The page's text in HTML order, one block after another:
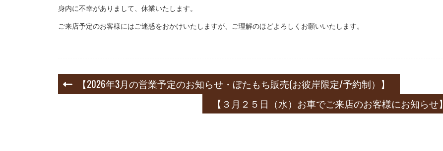
身内に不幸がありまして、休業いたします。
ご来店予定のお客様にはご迷惑をおかけいたしますが、ご理解のほどよろしくお願いいたします。
投
【2026年3月の営業予定のお知らせ・ぼたもち販売(お彼岸限定/予約制）】
【３月２５日（水）お車でご来店のお客様にお知らせ】